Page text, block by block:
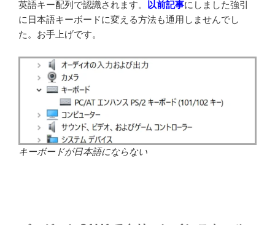
英語キー配列で認識されます。 以前記事にしました強引
に日本語キーボードに変える方法も通用しませんでし
た。お手上げです。
キーボードが日本語にならない